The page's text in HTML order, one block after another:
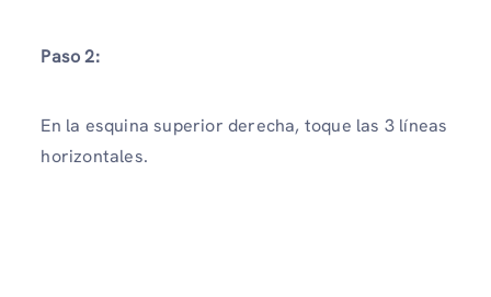
Paso 2:
En la esquina superior derecha, toque las 3 líneas
horizontales.